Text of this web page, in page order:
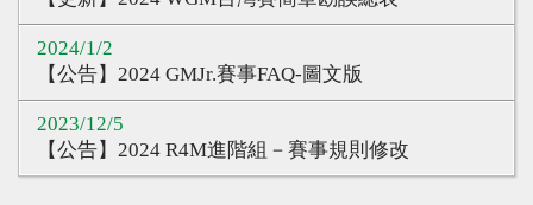
2024/1/2
【公告】2024 GMJr.賽事FAQ-圖文版
2023/12/5
【公告】2024 R4M進階組－賽事規則修改